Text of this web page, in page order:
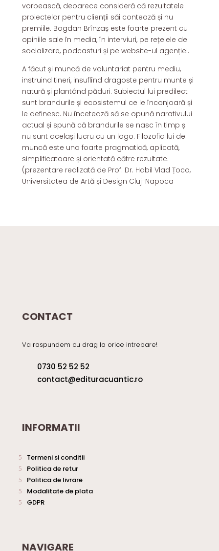
vorbească, deoarece consideră că rezultatele
proiectelor pentru clienții săi contează și nu
premiile. Bogdan Brînzaș este foarte prezent cu
opiniile sale în media, în interviuri, pe rețelele de
socializare, podcasturi și pe website-ul agenției.
A făcut și muncă de voluntariat pentru mediu,
instruind tineri, insuflînd dragoste pentru munte și
natură și plantând păduri. Subiectul lui predilect
sunt brandurile și ecosistemul ce le înconjoară și
le definesc. Nu încetează să se opună narativului
actual și spună că brandurile se nasc în timp și
nu sunt același lucru cu un logo. Filozofia lui de
muncă este una foarte pragmatică, aplicată,
simplificatoare și orientată către rezultate.
(prezentare realizată de Prof. Dr. Habil Vlad Țoca,
Universitatea de Artă și Design Cluj-Napoca
CONTACT
Va raspundem cu drag la orice intrebare!
0730 52 52 52
contact@edituracuantic.ro
INFORMATII
Termeni si conditii
Politica de retur
Politica de livrare
Modalitate de plata
GDPR
NAVIGARE